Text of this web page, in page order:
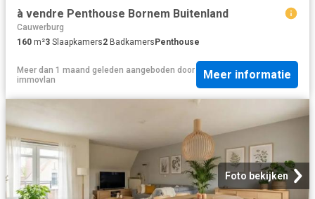
à vendre Penthouse Bornem Buitenland
Cauwerburg
160 m²3 Slaapkamers2 Badkamers Penthouse
Meer dan 1 maand geleden aangeboden door
immovlan
Meer informatie
Foto bekijken